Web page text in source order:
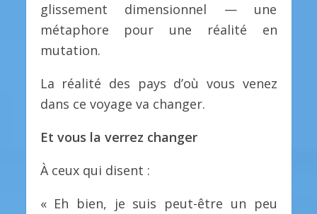
glissement dimensionnel — une
métaphore pour une réalité en
mutation.
La réalité des pays d’où vous venez
dans ce voyage va changer.
Et vous la verrez changer
À ceux qui disent :
« Eh bien, je suis peut-être un peu